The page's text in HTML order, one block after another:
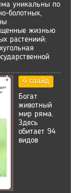
уникальны по
болотных,
жизнью
растениий:
4 слайд
Богат
животный
мир ряма.
Здесь
обитает 94
видов